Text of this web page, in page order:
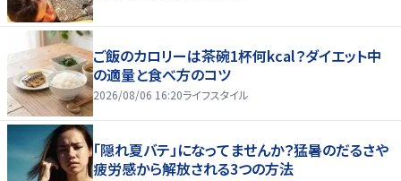
ご飯のカロリーは茶碗1杯何kcal？ダイエット中
の適量と食べ方のコツ
2026/08/06 16:20ライフスタイル
「隠れ夏バテ」になってませんか？猛暑のだるさや
疲労感から解放される3つの方法